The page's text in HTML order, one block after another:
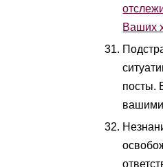
Ваших
посты.